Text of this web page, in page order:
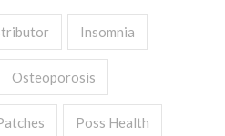
Insomnia
Osteoporosis
Poss Health